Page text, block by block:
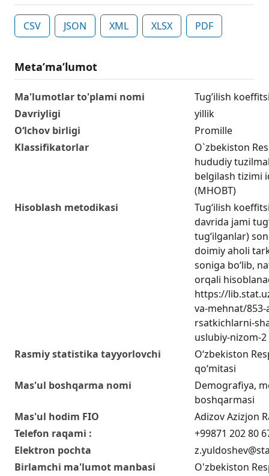
CSV JSON XML XLSX PDF
Metaʼmaʼlumot
Ma'lumotlar to'plami nomi
Tugʼilish
Davriyligi
yillik
O‘lchov birligi
Promille
Klassifikatorlar
O`zbekiston
hududiy
belgilash tizimi
(MHOBT)
Hisoblash metodikasi
Tug‘ilish
davrida jami
tug‘ilganlar)
doimiy aholi
soniga bo‘lib,
orqali
https://
va-mehnat/
rsatkichlarni-
uslubiy-nizom-2
Rasmiy statistika tayyorlovchi
O‘zbekiston
qo‘mitasi
Mas'ul boshqarma nomi
Demografiya,
boshqarmasi
Mas'ul hodim FIO
Adizov Azizjon
Telefon raqami :
+99871 202 80
Elektron pochta
Birlamchi ma'lumot manbasi
O'zbekiston